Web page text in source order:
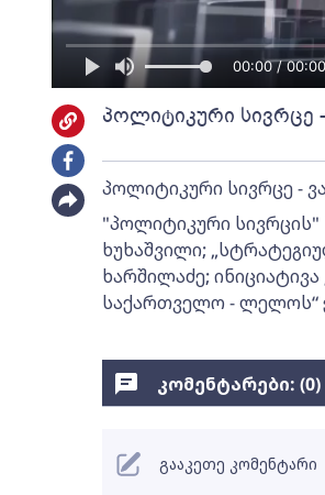
00:00 / 00:00
პოლიტიკური სივრცე
პოლიტიკური სივრცე -
"პოლიტიკური სივრცის"
ხუხაშვილი;
ხარშილაძე;
საქართველო - ლელოს“
კომენტარები: (0)
გააკეთე კომენტარი